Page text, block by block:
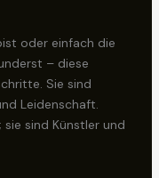
oder einfach die
– diese
Sie sind
Leidenschaft.
sind Künstler und